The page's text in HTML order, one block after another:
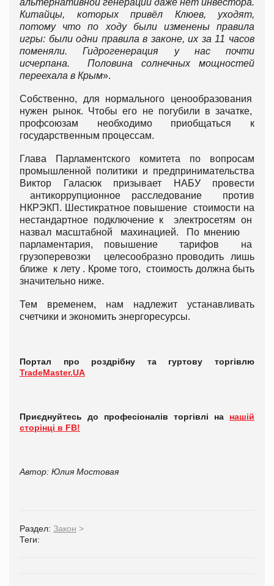
альтернативной генерации даже нет инвестора.
Китайцы, которых привёл Клюев, уходят,
потому что по ходу были изменены правила
игры: были одни правила в законе, их за 11 часов
поменяли. Гидрогенерация у нас почти
исчерпана. Половина солнечных мощностей
переехала в Крым».
Собственно, для нормального ценообразования
нужен рынок. Чтобы его не погубили в зачатке,
профсоюзам необходимо приобщаться к
государственным процессам.
Глава Парламентского комитета по вопросам
промышленной политики и предпринимательства
Виктор Галасюк призывает НАБУ провести
антикоррупционное расследование против
НКРЭКП. Шестикратное повышение стоимости на
нестандартное подключение к электросетям он
назвал масштабной махинацией. По мнению
парламентария, повышение тарифов на
грузоперевозки целесообразно проводить лишь
ближе к лету . Кроме того, стоимость должна быть
значительно ниже.
Тем временем, нам надлежит устанавливать
счетчики и экономить энергоресурсы.
Портал про роздрібну та гуртову торгівлю
TradeMaster.UA
Приєднуйтесь до професіоналів торгівлі на нашій
сторінці в FB!
Автор: Юлия Мостовая
Раздел: Закон >
Теги: